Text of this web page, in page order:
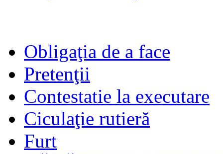
Obligaţia de a face
Pretenţii
Contestatie la executare
Ciculaţie rutieră
Furt